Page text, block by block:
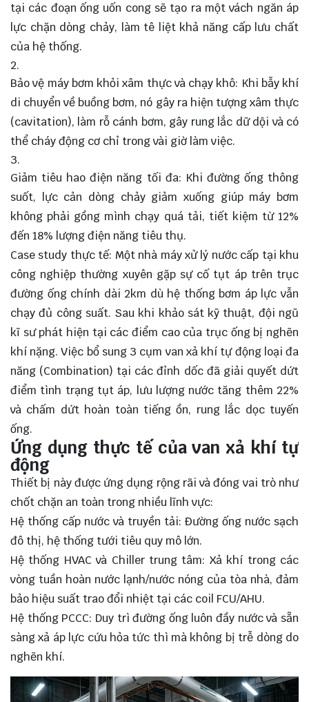
tại các đoạn ống uốn cong sẽ tạo ra một vách ngăn áp
lực chặn dòng chảy, làm tê liệt khả năng cấp lưu chất
của hệ thống.
Bảo vệ máy bơm khỏi xâm thực và chạy khô: Khi bẫy khí
di chuyển về buồng bơm, nó gây ra hiện tượng xâm thực
(cavitation), làm rỗ cánh bơm, gây rung lắc dữ dội và có
thể cháy động cơ chỉ trong vài giờ làm việc.
Giảm tiêu hao điện năng tối đa: Khi đường ống thông
suốt, lực cản dòng chảy giảm xuống giúp máy bơm
không phải gồng mình chạy quá tải, tiết kiệm từ 12%
đến 18% lượng điện năng tiêu thụ.
Case study thực tế: Một nhà máy xử lý nước cấp tại khu
công nghiệp thường xuyên gặp sự cố tụt áp trên trục
đường ống chính dài 2km dù hệ thống bơm áp lực vẫn
chạy đủ công suất. Sau khi khảo sát kỹ thuật, đội ngũ
kĩ sư phát hiện tại các điểm cao của trục ống bị nghẽn
khí nặng. Việc bổ sung 3 cụm van xả khí tự động loại đa
năng (Combination) tại các đỉnh dốc đã giải quyết dứt
điểm tình trạng tụt áp, lưu lượng nước tăng thêm 22%
và chấm dứt hoàn toàn tiếng ồn, rung lắc dọc tuyến
ống.
Ứng dụng thực tế của van xả khí tự
động
Thiết bị này được ứng dụng rộng rãi và đóng vai trò như
chốt chặn an toàn trong nhiều lĩnh vực:
Hệ thống cấp nước và truyền tải: Đường ống nước sạch
đô thị, hệ thống tưới tiêu quy mô lớn.
Hệ thống HVAC và Chiller trung tâm: Xả khí trong các
vòng tuần hoàn nước lạnh/nước nóng của tòa nhà, đảm
bảo hiệu suất trao đổi nhiệt tại các coil FCU/AHU.
Hệ thống PCCC: Duy trì đường ống luôn đầy nước và sẵn
sàng xả áp lực cứu hỏa tức thì mà không bị trễ dòng do
nghẽn khí.